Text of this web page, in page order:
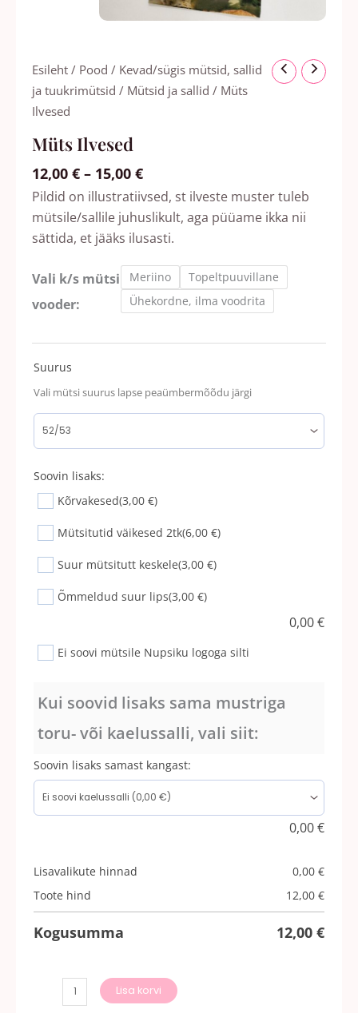
Esileht / Pood / Kevad/sügis mütsid, sallid
ja tuukrimütsid / Mütsid ja sallid / Müts
Ilvesed
Müts Ilvesed
12,00 € – 15,00 €
Hinnavahemik:
12,00 €
Pildid on illustratiivsed, st ilveste muster tuleb
mütsile/sallile juhuslikult, aga püüame ikka nii
sättida, et jääks ilusasti.
Vali k/s mütsi
vooder:
Meriino
Topeltpuuvillane
Ühekordne, ilma voodrita
Suurus
Vali mütsi suurus lapse peaümbermõõdu järgi
Soovin lisaks:
Kõrvakesed(3,00 €)
Mütsitutid väikesed 2tk(6,00 €)
Suur mütsitutt keskele(3,00 €)
Õmmeldud suur lips(3,00 €)
0,00€
Ei soovi mütsile Nupsiku logoga silti
Kui soovid lisaks sama mustriga
toru- või kaelussalli, vali siit:
Soovin lisaks samast kangast:
0,00€
Lisavalikute hinnad 0,00 €
Toote hind
12,00 €
Kogusumma 12,00 €
Müts
Ilvesed
kogus
Lisa korvi